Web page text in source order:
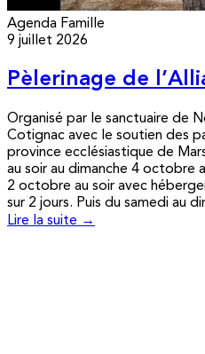
Agenda Famille
9 juillet 2026
Pèlerinage de
Organisé par le sanctuaire de
Cotignac avec le soutien des
province ecclésiastique de
au soir au dimanche 4 octobre
2 octobre au soir avec
sur 2 jours. Puis du samedi au
Lire la suite →